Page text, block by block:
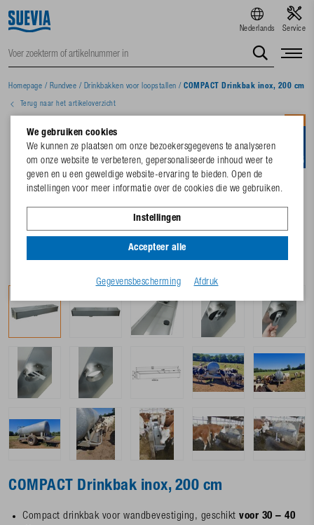
Nederlands Service
Homepage / Rundvee / Drinkbakken voor loopstallen / COMPACT Drinkbak inox, 200 cm
Terug naar het artikeloverzicht
COMPACT Drinkbak inox, 200 cm
Compact drinkbak voor wandbevestiging, geschikt voor 30 – 40
We gebruiken cookies
We kunnen ze plaatsen om onze bezoekersgegevens te analyseren
om onze website te verbeteren, gepersonaliseerde inhoud weer te
geven en u een geweldige website-ervaring te bieden. Open de
instellingen voor meer informatie over de cookies die we gebruiken.
Instellingen
Accepteer alle
Gegevensbescherming Afdruk